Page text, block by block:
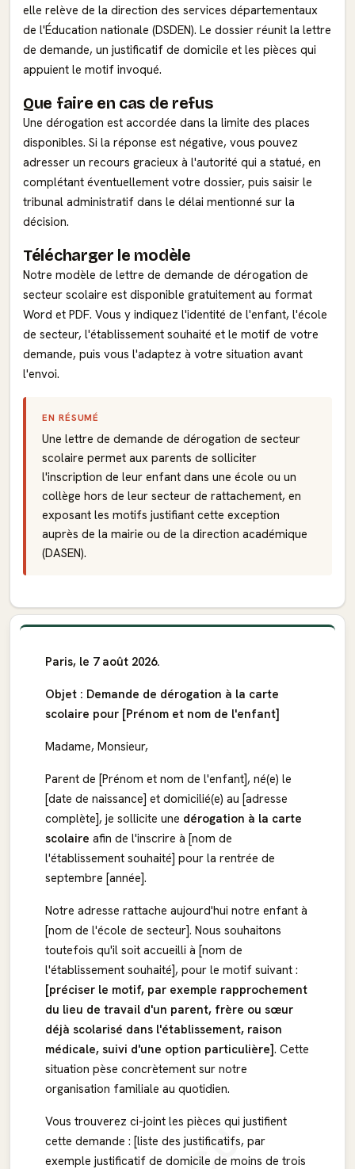
elle relève de la direction des services départementaux
de l'Éducation nationale (DSDEN). Le dossier réunit la lettre
de demande, un justificatif de domicile et les pièces qui
appuient le motif invoqué.
Que faire en cas de refus
Une dérogation est accordée dans la limite des places
disponibles. Si la réponse est négative, vous pouvez
adresser un recours gracieux à l'autorité qui a statué, en
complétant éventuellement votre dossier, puis saisir le
tribunal administratif dans le délai mentionné sur la
décision.
Télécharger le modèle
Notre modèle de lettre de demande de dérogation de
secteur scolaire est disponible gratuitement au format
Word et PDF. Vous y indiquez l'identité de l'enfant, l'école
de secteur, l'établissement souhaité et le motif de votre
demande, puis vous l'adaptez à votre situation avant
l'envoi.
EN RÉSUMÉ
Une lettre de demande de dérogation de secteur
scolaire permet aux parents de solliciter
l'inscription de leur enfant dans une école ou un
collège hors de leur secteur de rattachement, en
exposant les motifs justifiant cette exception
auprès de la mairie ou de la direction académique
(DASEN).
Paris, le 7 août 2026.
Objet : Demande de dérogation à la carte
scolaire pour [Prénom et nom de l'enfant]
Madame, Monsieur,
Parent de [Prénom et nom de l'enfant], né(e) le
[date de naissance] et domicilié(e) au [adresse
complète], je sollicite une dérogation à la carte
scolaire afin de l'inscrire à [nom de
l'établissement souhaité] pour la rentrée de
septembre [année].
Notre adresse rattache aujourd'hui notre enfant à
[nom de l'école de secteur]. Nous souhaitons
toutefois qu'il soit accueilli à [nom de
l'établissement souhaité], pour le motif suivant :
[préciser le motif, par exemple rapprochement
du lieu de travail d'un parent, frère ou sœur
déjà scolarisé dans l'établissement, raison
médicale, suivi d'une option particulière]. Cette
situation pèse concrètement sur notre
organisation familiale au quotidien.
Vous trouverez ci-joint les pièces qui justifient
cette demande : [liste des justificatifs, par
exemple justificatif de domicile de moins de trois